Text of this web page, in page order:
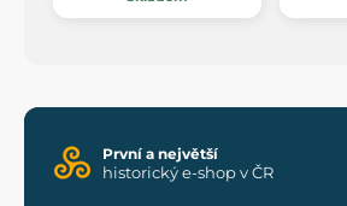
První a největší
historický e-shop v ČR